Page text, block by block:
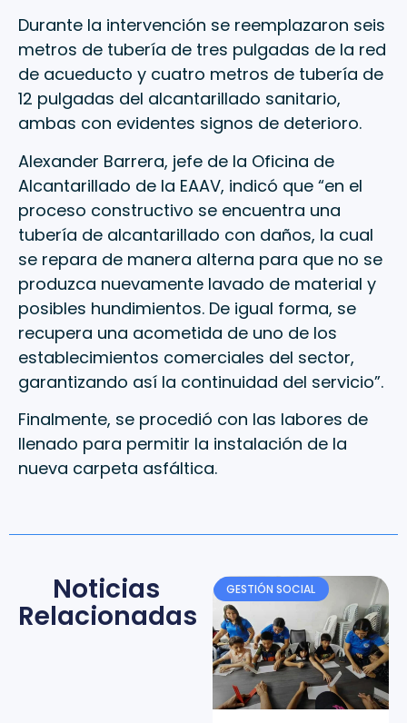
Durante la intervención se reemplazaron seis
metros de tubería de tres pulgadas de la red
de acueducto y cuatro metros de tubería de
12 pulgadas del alcantarillado sanitario,
ambas con evidentes signos de deterioro.
Alexander Barrera, jefe de la Oficina de
Alcantarillado de la EAAV, indicó que “en el
proceso constructivo se encuentra una
tubería de alcantarillado con daños, la cual
se repara de manera alterna para que no se
produzca nuevamente lavado de material y
posibles hundimientos. De igual forma, se
recupera una acometida de uno de los
establecimientos comerciales del sector,
garantizando así la continuidad del servicio”.
Finalmente, se procedió con las labores de
llenado para permitir la instalación de la
nueva carpeta asfáltica.
Noticias
Relacionadas
GESTIÓN SOCIAL